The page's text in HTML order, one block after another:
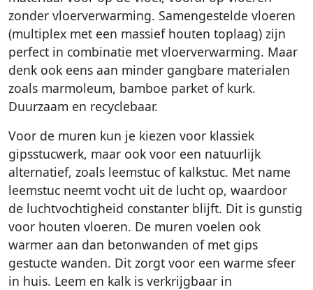
zonder vloerverwarming. Samengestelde vloeren
(multiplex met een massief houten toplaag) zijn
perfect in combinatie met vloerverwarming. Maar
denk ook eens aan minder gangbare materialen
zoals marmoleum, bamboe parket of kurk.
Duurzaam en recyclebaar.
Voor de muren kun je kiezen voor klassiek
gipsstucwerk, maar ook voor een natuurlijk
alternatief, zoals leemstuc of kalkstuc. Met name
leemstuc neemt vocht uit de lucht op, waardoor
de luchtvochtigheid constanter blijft. Dit is gunstig
voor houten vloeren. De muren voelen ook
warmer aan dan betonwanden of met gips
gestucte wanden. Dit zorgt voor een warme sfeer
in huis. Leem en kalk is verkrijgbaar in